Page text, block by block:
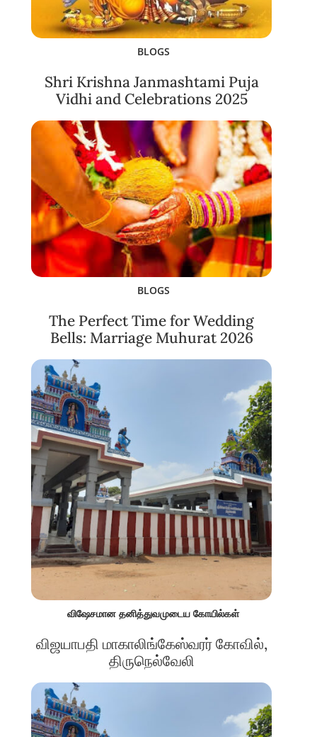
BLOGS
Shri Krishna Janmashtami Puja
Vidhi and Celebrations 2025
BLOGS
The Perfect Time for Wedding
Bells: Marriage Muhurat 2026
விஷேசமான தனித்துவமுடைய கோயில்கள்
விஜயாபதி மாகாலிங்கேஸ்வரர் கோவில்,
திருநெல்வேலி